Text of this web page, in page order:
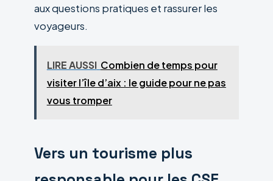
aux questions pratiques et rassurer les
voyageurs.
LIRE AUSSI Combien de temps pour
visiter l’île d’aix : le guide pour ne pas
vous tromper
Vers un tourisme plus